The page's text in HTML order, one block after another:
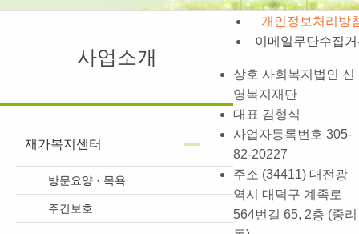
사업소개
재가복지센터
방문요양 · 목욕
주간보호
개인정보처리방
이메일무단수집
상호 사회복지법인 신
영복지재단
대표 김형식
사업자등록번호 305-
82-20227
주소 (34411) 대전광
역시 대덕구 계족로
564번길 65, 2층 (중리